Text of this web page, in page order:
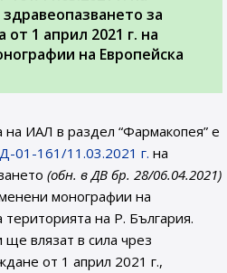
за
от 1 април 2021 г. на
на Европейска
ИАЛ в раздел “Фармакопея” е
01-161/11.03.2021 г. на
(обн. в ДВ бр. 28/06.04.2021)
монографии на
на Р. България.
влязат в сила чрез
от 1 април 2021 г.,